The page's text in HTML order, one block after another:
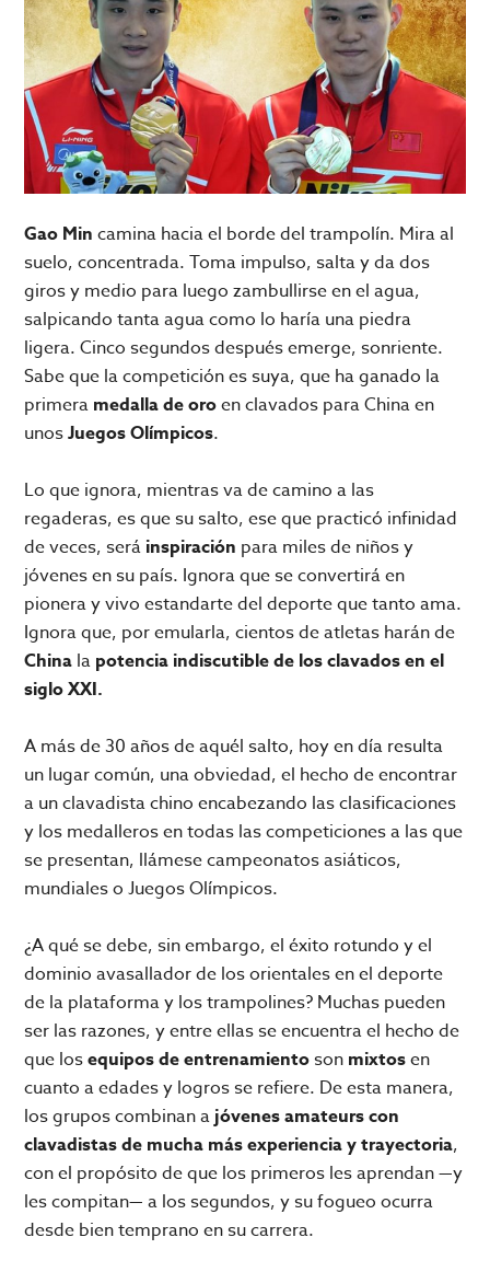
Gao Min camina hacia el borde del trampolín. Mira al
suelo, concentrada. Toma impulso, salta y da dos
giros y medio para luego zambullirse en el agua,
salpicando tanta agua como lo haría una piedra
ligera. Cinco segundos después emerge, sonriente.
Sabe que la competición es suya, que ha ganado la
primera medalla de oroen clavados para China en
unosJuegos Olímpicos.
Lo que ignora, mientras va de camino a las
regaderas, es que su salto, ese que practicó infinidad
de veces, será inspiración para miles de niños y
jóvenes en su país. Ignora que se convertirá en
pionera y vivo estandarte del deporte que tanto ama.
Ignora que, por emularla, cientos de atletas harán de
China la potencia indiscutible de los clavados en el
siglo XXI.
A más de 30 años de aquél salto, hoy en día resulta
un lugar común, una obviedad, el hecho de encontrar
a un clavadista chino encabezando las clasificaciones
y los medalleros en todas las competiciones a las que
se presentan, llámese campeonatos asiáticos,
mundiales o Juegos Olímpicos.
¿A qué se debe, sin embargo, el éxito rotundo y el
dominio avasallador de los orientales en el deporte
de la plataforma y los trampolines? Muchas pueden
ser las razones, y entre ellas se encuentra el hecho de
que losequipos de entrenamientoson mixtosen
cuanto a edades y logros se refiere. De esta manera,
los grupos combinan a jóvenes amateurs con
clavadistas de mucha más experiencia y trayectoria,
con el propósito de que los primeros les aprendan —y
les compitan— a los segundos, y su fogueo ocurra
desde bien temprano en su carrera.